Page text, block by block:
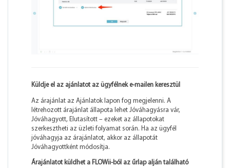
Küldje el az ajánlatot az ügyfélnek e-mailen keresztül
Az árajánlat az Ajánlatok lapon fog megjelenni. A
létrehozott árajánlat állapota lehet Jóváhagyásra vár,
Jóváhagyott, Elutasított – ezeket az állapotokat
szerkesztheti az üzleti folyamat során. Ha az ügyfél
jóváhagyja az árajánlatot, akkor az állapotát
Jóváhagyottként módosítja.
Árajánlatot küldhet a FLOWii-ból az űrlap alján található